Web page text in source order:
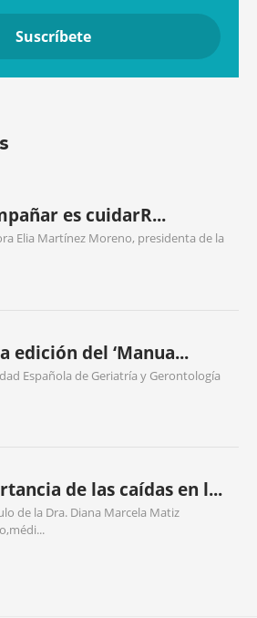
es cuidarR...
Elia Martínez Moreno, presidenta de la
edición del ‘Manua...
Española de Geriatría y Gerontología
de las caídas en l...
de la Dra. Diana Marcela Matiz